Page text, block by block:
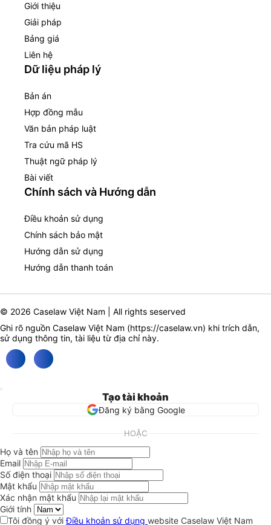
Giới thiệu
Giải pháp
Bảng giá
Liên hệ
Dữ liệu pháp lý
Bản án
Hợp đồng mẫu
Văn bản pháp luật
Tra cứu mã HS
Thuật ngữ pháp lý
Bài viết
Chính sách và Hướng dẫn
Điều khoản sử dụng
Chính sách bảo mật
Hướng dẫn sử dụng
Hướng dẫn thanh toán
© 2026 Caselaw Việt Nam | All rights seserved
Ghi rõ nguồn Caselaw Việt Nam (https://caselaw.vn) khi trích dẫn,
sử dụng thông tin, tài liệu từ địa chỉ này.
Tạo tài khoản
Đăng ký bằng Google
HOẶC
Họ và tên
Email
Số điện thoại
Mật khẩu
Xác nhận mật khẩu
Giới tính
Tôi đồng ý vớiĐiều khoản sử dụng website Caselaw Việt Nam